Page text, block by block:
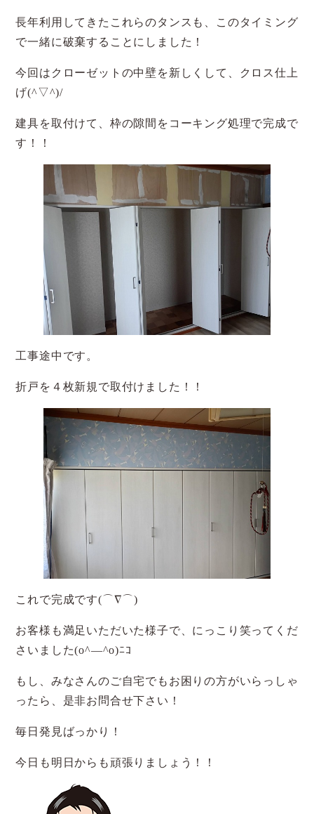
長年利用してきたこれらのタンスも、このタイミング
で一緒に破棄することにしました！
今回はクローゼットの中壁を新しくして、クロス仕上
げ(^▽^)/
建具を取付けて、枠の隙間をコーキング処理で完成で
す！！
工事途中です。
折戸を４枚新規で取付けました！！
これで完成です(⌒∇⌒)
お客様も満足いただいた様子で、にっこり笑ってくだ
さいました(o^―^o)ﾆｺ
もし、みなさんのご自宅でもお困りの方がいらっしゃ
ったら、是非お問合せ下さい！
毎日発見ばっかり！
今日も明日からも頑張りましょう！！